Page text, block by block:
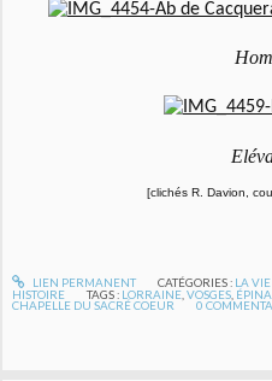
[clichés R. Davion,
LIEN PERMANENT CATÉGORIES : LA
HISTOIRE
TAGS : LORRAINE ,VOSGES
CHAPELLE DU SACRÉ COEUR 0